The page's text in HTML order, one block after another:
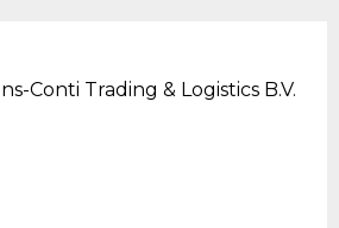
Conti Trading & Logistics B.V.